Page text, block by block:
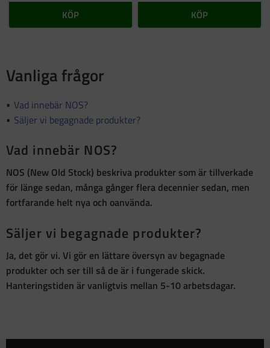
KÖP KÖP
Vanliga frågor
Vad innebär NOS?
Säljer vi begagnade produkter?
Vad innebär NOS?
NOS (New Old Stock) beskriva produkter som ärtillverkade
för länge sedan, många gånger flera decennier sedan, men
fortfarande helt nya och oanvända.
Säljer vi begagnade produkter?
Ja, det gör vi. Vi gör en lättare översyn av begagnade
produkter och ser till så de är i fungerade skick.
Hanteringstiden är vanligtvis mellan 5-10 arbetsdagar.